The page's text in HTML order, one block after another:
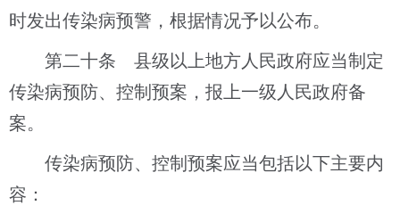
时发出传染病预警，根据情况予以公布。
第二十条 县级以上地方人民政府应当制定
传染病预防、控制预案，报上一级人民政府备
案。
传染病预防、控制预案应当包括以下主要内
容：